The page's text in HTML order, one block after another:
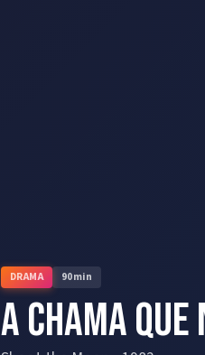
DRAMA 90min
A Chama que